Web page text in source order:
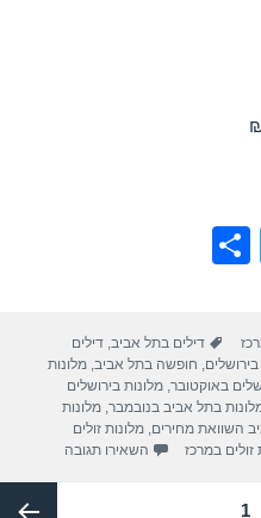
סיטי טאואר – תל אביב 01/11/2018
T
gr
a
m
e
תגיות
דילים בתל אביב,דילים
, חופשה בתל אביב,מלונות
באוקטובר,מלונות בירושלים
בתל אביב בנובמבר,מלונות
השוואת מחירים,מלונות זולים
זולים במרכז השאירו תגובה
1